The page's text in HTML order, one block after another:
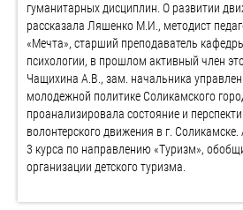
гуманитарных дисциплин. О развитии
рассказала Ляшенко М.И., методист
«Мечта», старший преподаватель
психологии, в прошлом активный член
Чащихина А.В., зам. начальника
молодежной политике Соликамского
проанализировала состояние и
волонтерского движения в г.
3 курса по направлению «Туризм»,
организации детского туризма.